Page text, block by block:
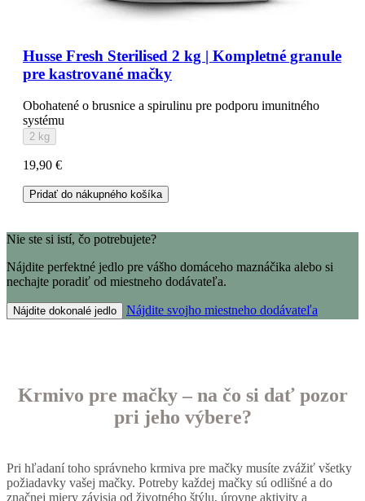
Husse Fresh Sterilised 2 kg | Kompletné granule
pre kastrované mačky
Obohatené o brusnice a spirulinu pre podporu imunitného
systému
2 kg
19,90 €
Pridať do nákupného košíka
Nie ste si istí, čo potrebujete?
Nájdite perfektné jedlo pre vášho domáceho maznáčika alebo si
nechajte poradiť od miestneho dodávateľa.
Nájdite dokonalé jedlo Nájdite svojho miestneho dodávateľa
Krmivo pre mačky – na čo si dať pozor
pri jeho výbere?
Pri hľadaní toho správneho krmiva pre mačky musíte zvážiť všetky
požiadavky vašej mačky. Potreby každej mačky sú odlišné a do
značnej miery závisia od životného štýlu, úrovne aktivity a